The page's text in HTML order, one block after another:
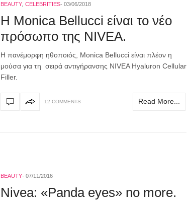
BEAUTY CELEBRITIES 03/06/2018
Η Monica Bellucci είναι το νέο
πρόσωπο της NIVEA.
Η πανέμορφη ηθοποιός, Monica Bellucci είναι πλέον η
μούσα για τη σειρά αντιγήρανσης NIVEA Hyaluron Cellular
Filler.
12 COMMENTS Read More...
BEAUTY 07/11/2016
Nivea: «Panda eyes» no more.